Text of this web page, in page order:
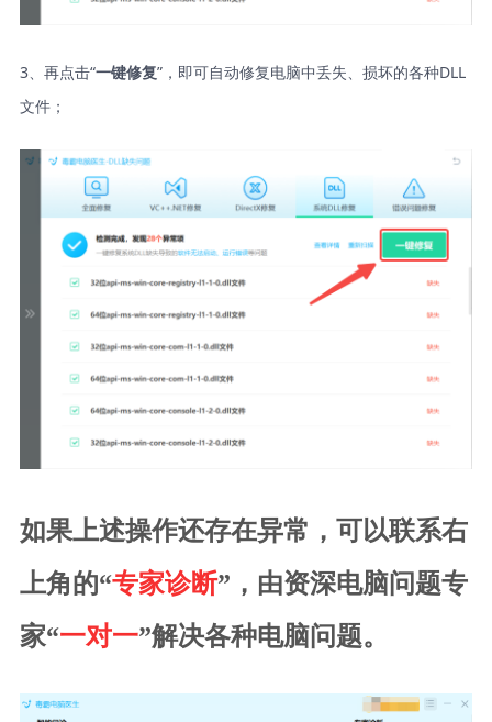
3、再点击“一键修复”，即可自动修复电脑中丢失、损坏的各种DLL
文件；
如果上述操作还存在异常，可以联系右
上角的“专家诊断”，由资深电脑问题专
家“一对一”解决各种电脑问题。